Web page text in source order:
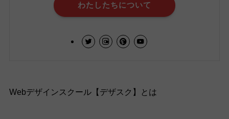
わたしたちについて
Webデザインスクール【デザスク】とは